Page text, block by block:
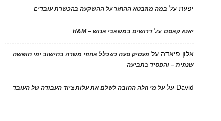
יפעתעל במה מתבטא ההחזר על ההשקעה בהכשרת עובדים
יאנא קאסםעלדרושים במשאבי אנוש – H&M
אלון פיאדה על מעסיק טעה כשכלל אחוזי משרה בחישוב ימי חופשה
שנתית – והפסיד בתביעה
David עלעל מי חלה החובה לשלם את עלות ציוד העבודה של העובד